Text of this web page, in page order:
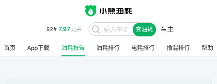
92# 7.97元/升 查油耗 车主
首页 App下载 油耗报告 油耗排行 电耗排行 插混排行 帮助